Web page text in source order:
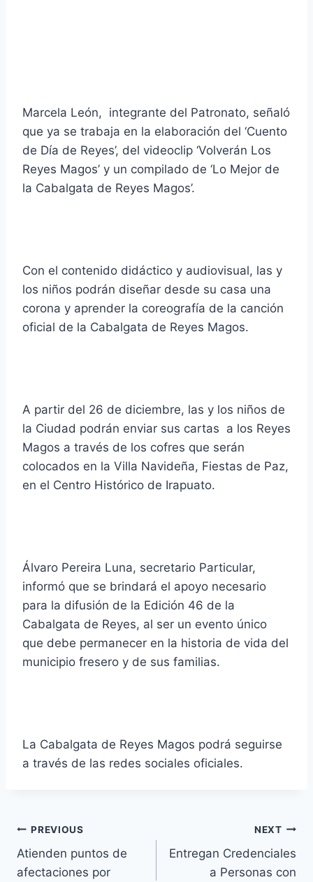
Marcela León, integrante del Patronato, señaló
que ya se trabaja en la elaboración del ‘Cuento
de Día de Reyes’, del videoclip ‘Volverán Los
Reyes Magos’ y un compilado de ‘Lo Mejor de
la Cabalgata de Reyes Magos’.
Con el contenido didáctico y audiovisual, las y
los niños podrán diseñar desde su casa una
corona y aprender la coreografía de la canción
oficial de la Cabalgata de Reyes Magos.
A partir del 26 de diciembre, las y los niños de
la Ciudad podrán enviar sus cartas a los Reyes
Magos a través de los cofres que serán
colocados en la Villa Navideña, Fiestas de Paz,
en el Centro Histórico de Irapuato.
Álvaro Pereira Luna, secretario Particular,
informó que se brindará el apoyo necesario
para la difusión de la Edición 46 de la
Cabalgata de Reyes, al ser un evento único
que debe permanecer en la historia de vida del
municipio fresero y de sus familias.
La Cabalgata de Reyes Magos podrá seguirse
a través de las redes sociales oficiales.
PREVIOUS
Atienden puntos de
afectaciones por
NEXT
Entregan Credenciales
a Personas con